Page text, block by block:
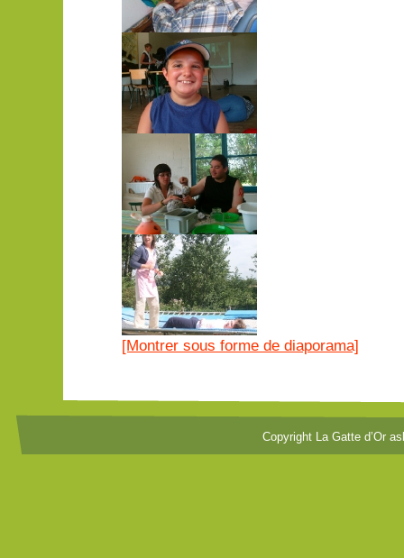
[Montrer sous forme de diaporama]
Copyright La Gatte d’Or